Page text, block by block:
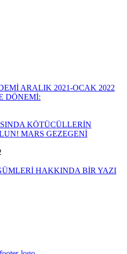
ARALIK 2021-OCAK 2022
DÖNEMİ:
KÖTÜCÜLLERİN
MARS GEZEGENİ
HAKKINDA BİR YAZI